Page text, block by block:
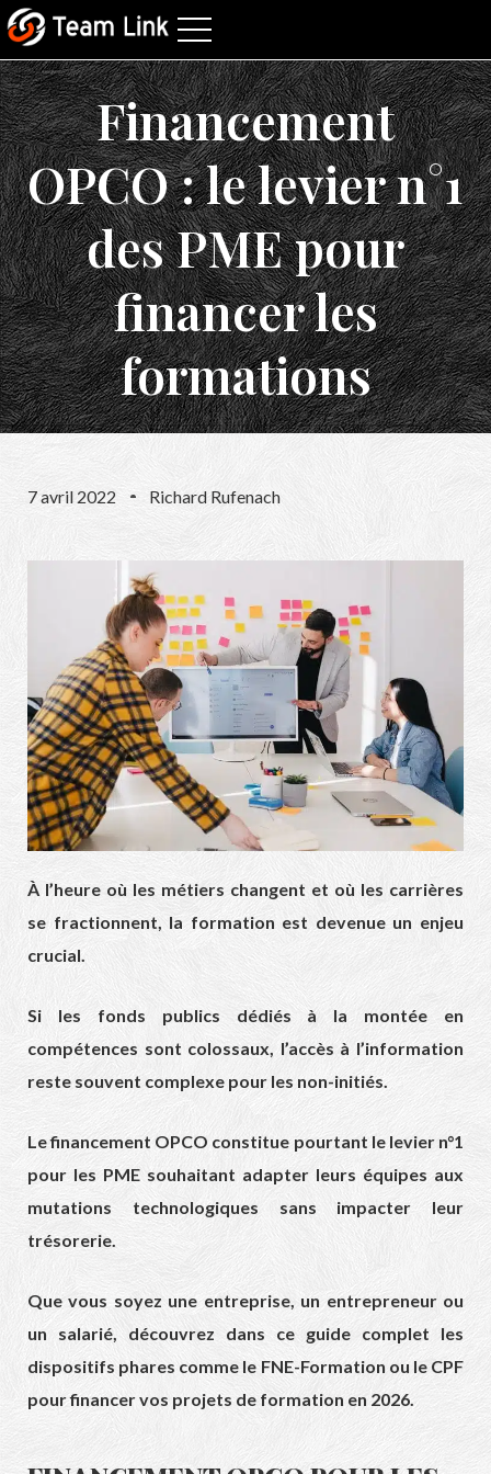
Financement
OPCO : le levier n°1
des PME pour
financer les
formations
7 avril 2022 Richard Rufenach
À l’heure où les métiers changent et où les carrières
se fractionnent, la formation est devenue un enjeu
crucial.
Si les fonds publics dédiés à la montée en
compétences sont colossaux, l’accès à l’information
reste souvent complexe pour les non-initiés.
Le financement OPCO constitue pourtant le levier n°1
pour les PME souhaitant adapter leurs équipes aux
mutations technologiques sans impacter leur
trésorerie.
Que vous soyez une entreprise, un entrepreneur ou
un salarié, découvrez dans ce guide complet les
dispositifs phares comme le FNE-Formation ou le CPF
pour financer vos projets de formation en 2026.